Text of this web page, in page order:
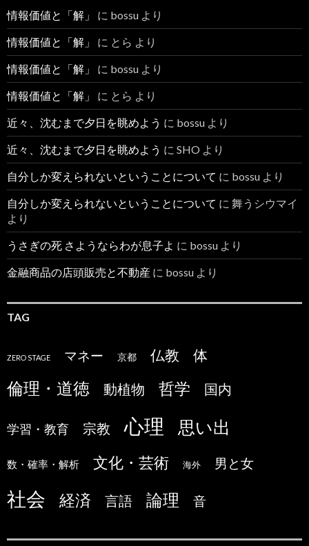
情報価値と「解」 に bossu より
情報価値と「解」 に とら より
情報価値と「解」 に bossu より
情報価値と「解」 に とら より
近々、沈むまで夕日を眺めよう に bossu より
近々、沈むまで夕日を眺めよう に SHO より
自分しか変えられないということについて に bossu より
自分しか変えられないということについて に 舞うシウマイ
より
うさぎの死 さようならわが息子よ に bossu より
金融商品の店頭販売と不動産 に bossu より
TAG
ZERO STAGE マネー 京都 仏教 体
倫理・道徳 動植物 哲学 国内
学習・教育 宗教 心理 思い出
数・確率・解析 文化・芸術 海外 男と女
社会 経済 言語 論理 音